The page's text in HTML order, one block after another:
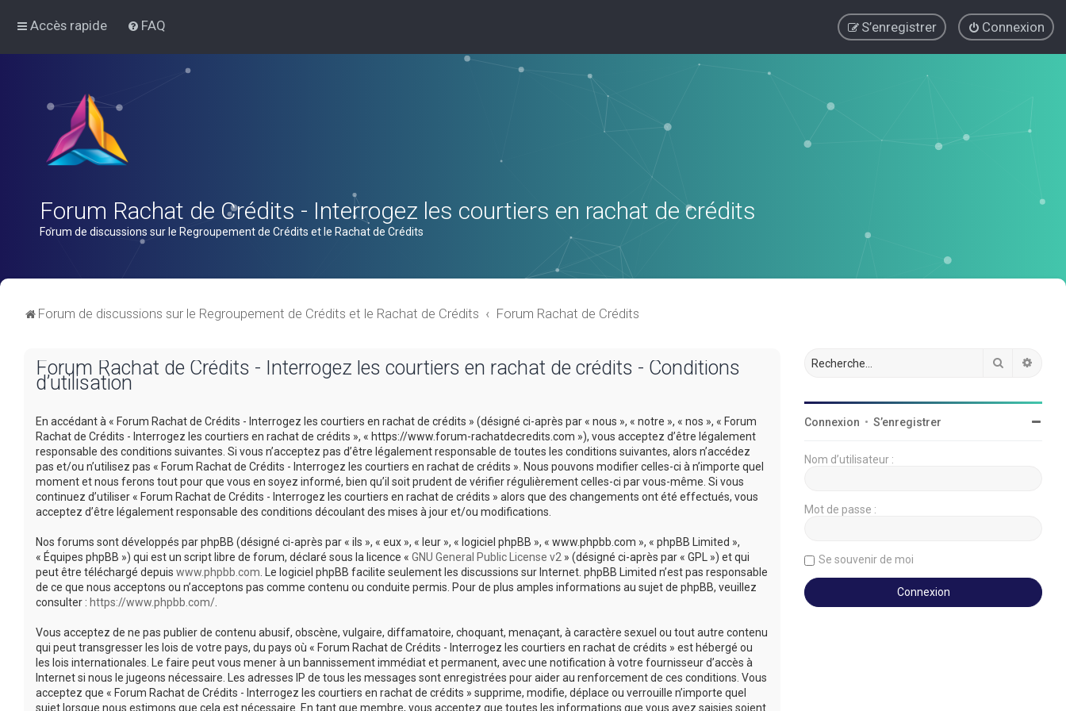
Accès rapide FAQ Connexion
S’enregistrer
Forum Rachat de Crédits - Interrogez les courtiers en rachat de crédits
Forum de discussions sur le Regroupement de Crédits et le Rachat de Crédits
Forum de discussions sur le Regroupement de Crédits et le Rachat de Crédits Forum Rachat de Crédits
Forum Rachat de Crédits - Interrogez les courtiers en rachat de crédits - Conditions
d’utilisation
En accédant à « Forum Rachat de Crédits - Interrogez les courtiers en rachat de crédits » (désigné ci-après par « nous », « notre », « nos », « Forum
Rachat de Crédits - Interrogez les courtiers en rachat de crédits », « https://www.forum-rachatdecredits.com »), vous acceptez d’être légalement
responsable des conditions suivantes. Si vous n’acceptez pas d’être légalement responsable de toutes les conditions suivantes, alors n’accédez
pas et/ou n’utilisez pas « Forum Rachat de Crédits - Interrogez les courtiers en rachat de crédits ». Nous pouvons modifier celles-ci à n’importe quel
moment et nous ferons tout pour que vous en soyez informé, bien qu’il soit prudent de vérifier régulièrement celles-ci par vous-même. Si vous
continuez d’utiliser « Forum Rachat de Crédits - Interrogez les courtiers en rachat de crédits » alors que des changements ont été effectués, vous
acceptez d’être légalement responsable des conditions découlant des mises à jour et/ou modifications.
Nos forums sont développés par phpBB (désigné ci-après par « ils », « eux », « leur », « logiciel phpBB », « www.phpbb.com », « phpBB Limited »,
« Équipes phpBB ») qui est un script libre de forum, déclaré sous la licence « GNU General Public License v2 » (désigné ci-après par « GPL ») et qui
peut être téléchargé depuis www.phpbb.com . Le logiciel phpBB facilite seulement les discussions sur Internet. phpBB Limited n’est pas responsable
de ce que nous acceptons ou n’acceptons pas comme contenu ou conduite permis. Pour de plus amples informations au sujet de phpBB, veuillez
consulter : https://www.phpbb.com/
Vous acceptez de ne pas publier de contenu abusif, obscène, vulgaire, diffamatoire, choquant, menaçant, à caractère sexuel ou tout autre contenu
qui peut transgresser les lois de votre pays, du pays où « Forum Rachat de Crédits - Interrogez les courtiers en rachat de crédits » est hébergé ou
les lois internationales. Le faire peut vous mener à un bannissement immédiat et permanent, avec une notification à votre fournisseur d’accès à
Internet si nous le jugeons nécessaire. Les adresses IP de tous les messages sont enregistrées pour aider au renforcement de ces conditions. Vous
acceptez que « Forum Rachat de Crédits - Interrogez les courtiers en rachat de crédits » supprime, modifie, déplace ou verrouille n’importe quel
sujet lorsque nous estimons que cela est nécessaire. En tant que membre, vous acceptez que toutes les informations que vous avez saisies soient
Rechercher
Connexion • S’enregistrer
Nom d’utilisateur :
Mot de passe :
Se souvenir de moi